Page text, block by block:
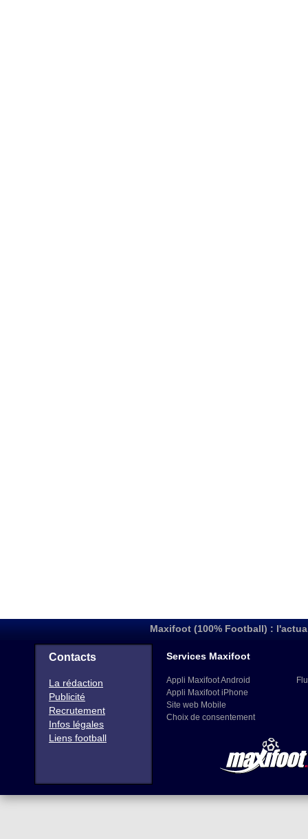
Maxifoot (100% Football) :
Contacts
La rédaction
Publicité
Recrutement
Infos légales
Liens football
Services Maxifoot
Appli Maxifoot Android
Appli Maxifoot iPhone
Site web Mobile
Choix de consentement